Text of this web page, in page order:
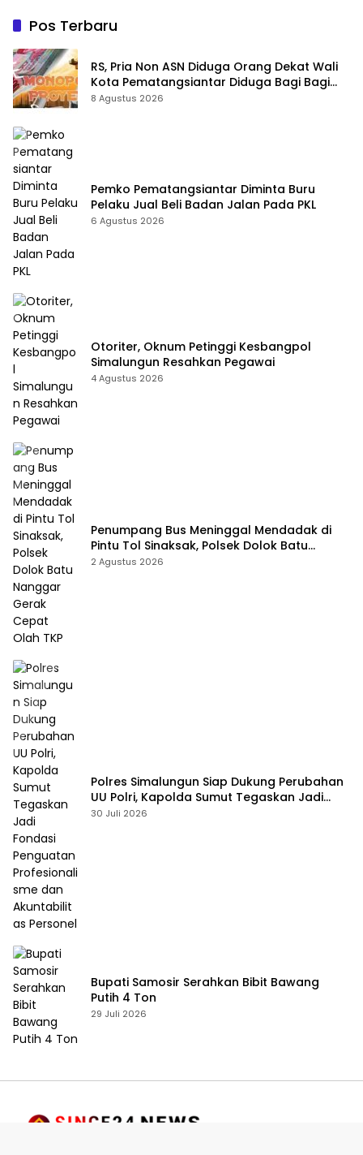
Pos Terbaru
RS, Pria Non ASN Diduga Orang Dekat Wali
Kota Pematangsiantar Diduga Bagi Bagi
Proyek ke Kontraktor
8 Agustus 2026
Pemko Pematangsiantar Diminta Buru
Pelaku Jual Beli Badan Jalan Pada PKL
6 Agustus 2026
Otoriter, Oknum Petinggi Kesbangpol
Simalungun Resahkan Pegawai
4 Agustus 2026
Penumpang Bus Meninggal Mendadak di
Pintu Tol Sinaksak, Polsek Dolok Batu
Nanggar Gerak Cepat Olah TKP
2 Agustus 2026
Polres Simalungun Siap Dukung Perubahan
UU Polri, Kapolda Sumut Tegaskan Jadi
Fondasi Penguatan Profesionalisme dan
30 Juli 2026
Bupati Samosir Serahkan Bibit Bawang
Putih 4 Ton
29 Juli 2026